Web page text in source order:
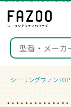
シーリングファンTOP